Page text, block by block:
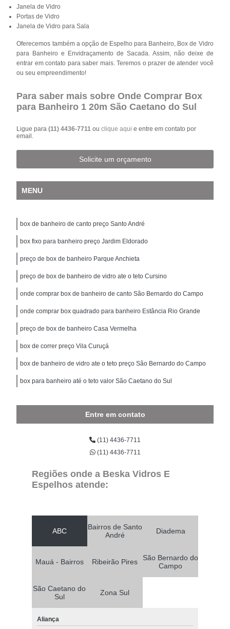
Janela de Vidro
Portas de Vidro
Janela de Vidro para Sala
Oferecemos também a opção de Espelho para Banheiro, Box de Vidro
para Banheiro e Envidraçamento de Sacada. Assim, não deixe de
entrar em contato para saber mais. Teremos o prazer de atender você
ou seu empreendimento!
Para saber mais sobre Onde Comprar Box
para Banheiro 1 20m São Caetano do Sul
Ligue para(11) 4436-7711ouclique aqui e entre em contato por
email.
Solicite um orçamento
MENU
box de banheiro de canto preço Santo André
box fixo para banheiro preço Jardim Eldorado
preço de box de banheiro Parque Anchieta
preço de box de banheiro de vidro ate o teto Cursino
onde comprar box de banheiro de canto São Bernardo do Campo
onde comprar box quadrado para banheiro Estância Rio Grande
preço de box de banheiro Casa Vermelha
box de correr preço Vila Curuçá
box de banheiro de vidro ate o teto preço São Bernardo do Campo
box para banheiro até o teto valor São Caetano do Sul
Entre em contato
(11) 4436-7711
(11) 4436-7711
Regiões onde a Beska Vidros E
Espelhos atende:
ABC
Bairros de Santo
André
Diadema
Mauá - Bairros Ribeirão Pires
São Bernardo do
Campo
São Caetano do
Sul
Zona Sul
Aliança